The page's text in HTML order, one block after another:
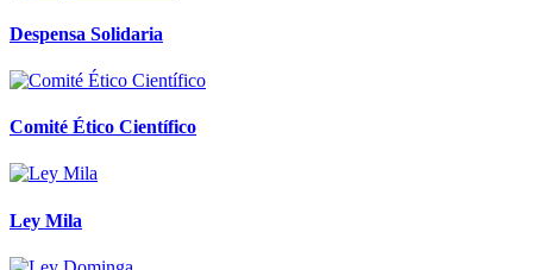
Despensa Solidaria
Comité Ético Científico
Ley Mila